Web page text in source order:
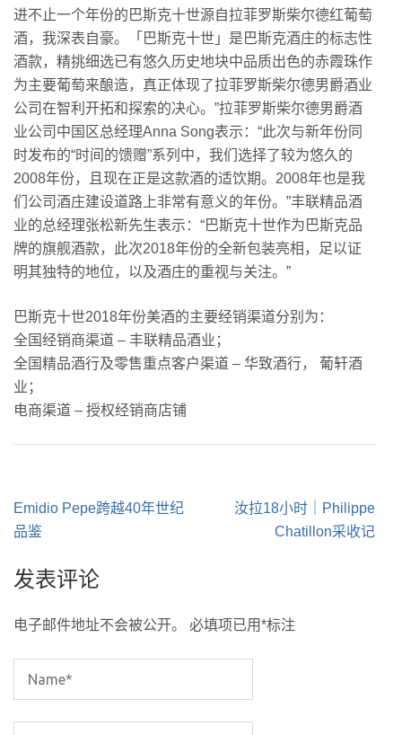
进不止一个年份的巴斯克十世源自拉菲罗斯柴尔德红葡萄
酒，我深表自豪。「巴斯克十世」是巴斯克酒庄的标志性
酒款，精挑细选已有悠久历史地块中品质出色的赤霞珠作
为主要葡萄来酿造，真正体现了拉菲罗斯柴尔德男爵酒业
公司在智利开拓和探索的决心。”拉菲罗斯柴尔德男爵酒
业公司中国区总经理Anna Song表示：“此次与新年份同
时发布的“时间的馈赠”系列中，我们选择了较为悠久的
2008年份，且现在正是这款酒的适饮期。2008年也是我
们公司酒庄建设道路上非常有意义的年份。”丰联精品酒
业的总经理张松新先生表示：“巴斯克十世作为巴斯克品
牌的旗舰酒款，此次2018年份的全新包装亮相，足以证
明其独特的地位，以及酒庄的重视与关注。”
巴斯克十世2018年份美酒的主要经销渠道分别为：
全国经销商渠道 – 丰联精品酒业；
全国精品酒行及零售重点客户渠道 – 华致酒行， 葡轩酒
业；
电商渠道 – 授权经销商店铺
文
章
航
Emidio Pepe跨越40年世纪
品鉴
汝拉18小时｜Philippe
Chatillon采收记
发表评论
电子邮件地址不会被公开。 必填项已用*标注